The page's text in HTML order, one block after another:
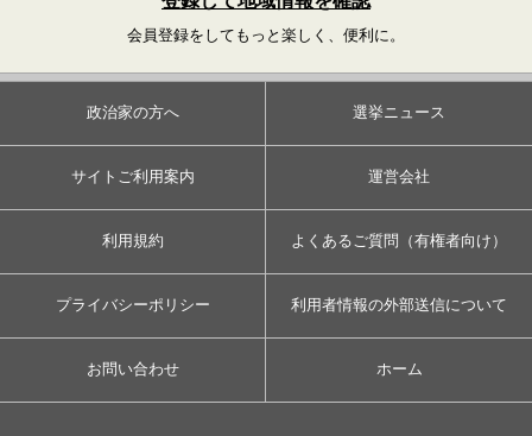
会員登録をしてもっと楽しく、便利に。
政治家の方へ 選挙ニュース
サイトご利用案内 運営会社
利用規約 よくあるご質問（有権者向け）
プライバシーポリシー 利用者情報の外部送信について
お問い合わせ ホーム